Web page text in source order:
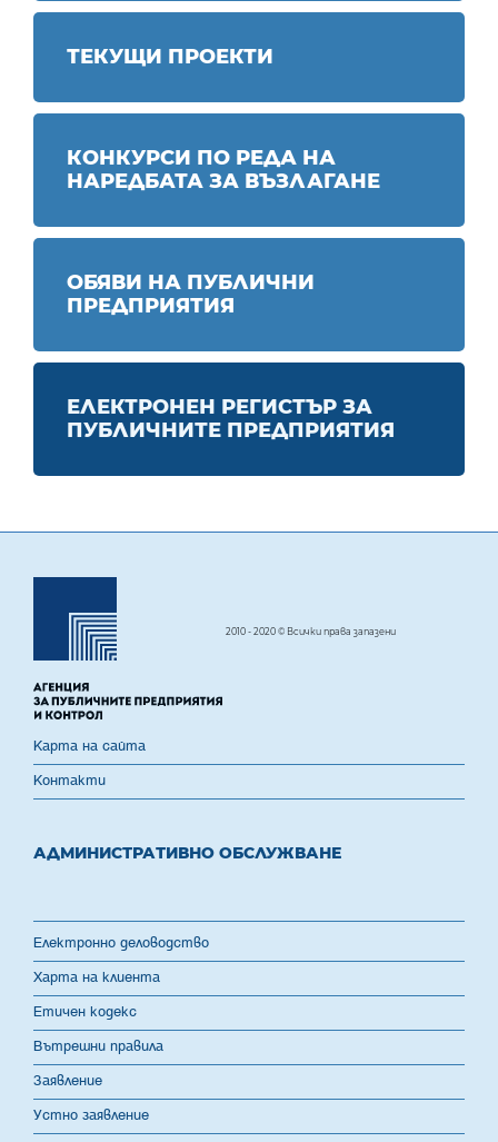
ТЕКУЩИ ПРОЕКТИ
КОНКУРСИ ПО РЕДА НА
НАРЕДБАТА ЗА ВЪЗЛАГАНЕ
ОБЯВИ НА ПУБЛИЧНИ
ПРЕДПРИЯТИЯ
ЕЛЕКТРОНЕН РЕГИСТЪР ЗА
ПУБЛИЧНИТЕ ПРЕДПРИЯТИЯ
2010 - 2020 © Всички права запазени
Карта на сайта
Контакти
АДМИНИСТРАТИВНО ОБСЛУЖВАНЕ
Електронно деловодство
Харта на клиента
Етичен кодекс
Вътрешни правила
Заявление
Устно заявление